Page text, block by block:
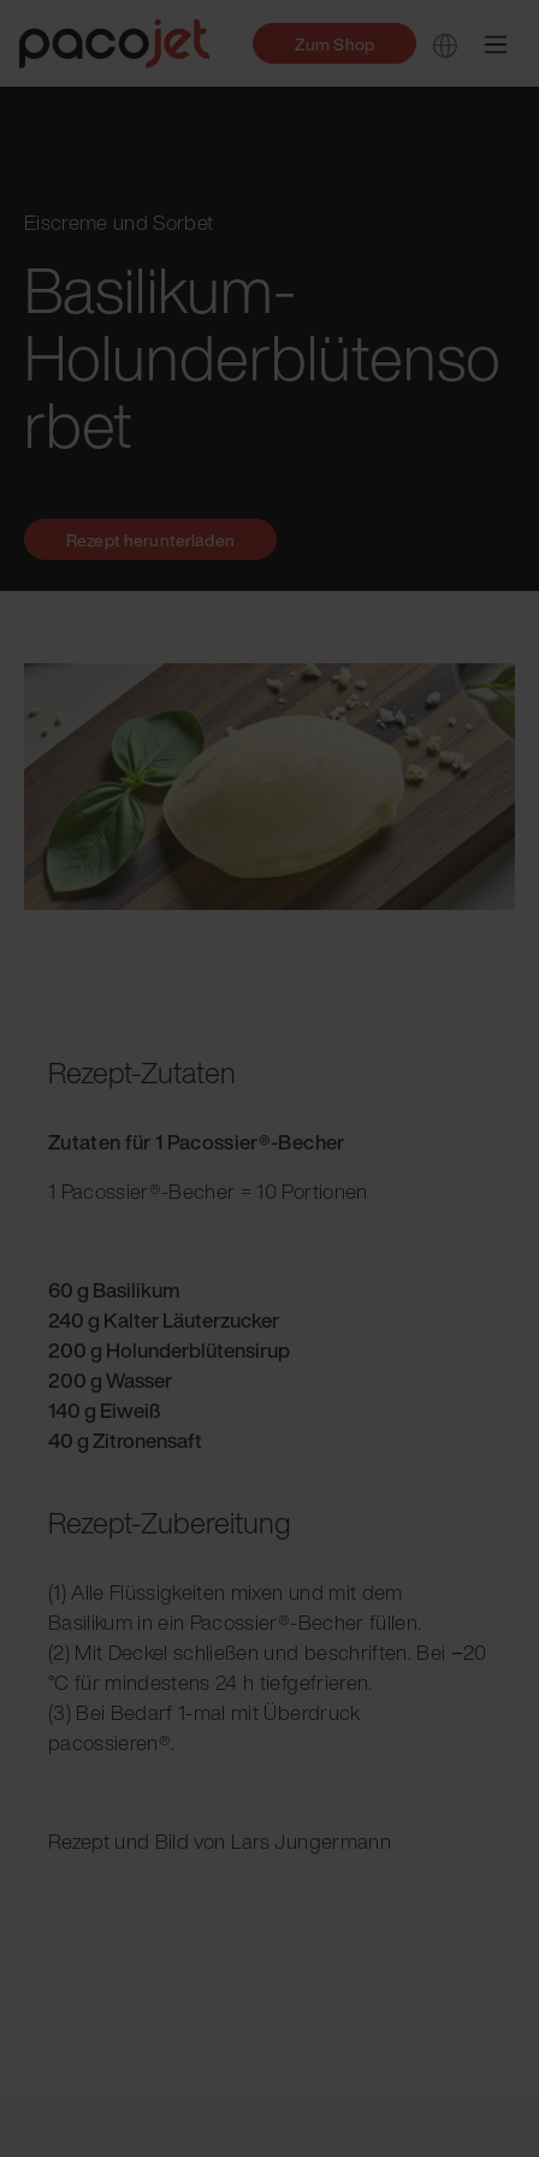
Zum Shop
Eiscreme und Sorbet
Basilikum-
Holunderblütenso
rbet
Rezept-Zutaten
Zutaten für 1 Pacossier®-Becher
1 Pacossier®-Becher = 10 Portionen
60 g Basilikum
240 g Kalter Läuterzucker
200 g Holunderblütensirup
200 g Wasser
140 g Eiweiß
40 g Zitronensaft
Rezept-Zubereitung
(1) Alle Flüssigkeiten mixen und mit dem
Basilikum in ein Pacossier®-Becher füllen.
(2) Mit Deckel schließen und beschriften. Bei −20
°C für mindestens 24 h tiefgefrieren.
(3) Bei Bedarf 1-mal mit Überdruck
pacossieren®.
Rezept und Bild von Lars Jungermann
Rezept herunterladen